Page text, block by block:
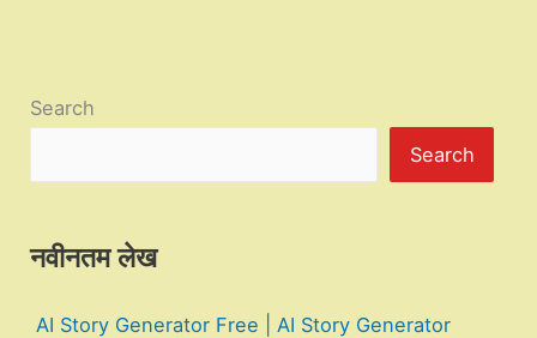
Search
Search
नवीनतम लेख
AI Story Generator Free | AI Story Generator